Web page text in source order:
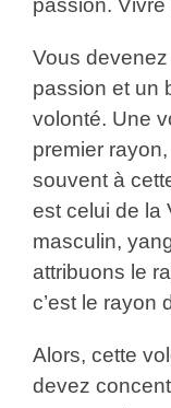
passion.
Vous
passion et un
volonté. Une
premier
souvent à
est celui de la
masculin,
attribuons le
c’est le rayon
Alors, cette
devez